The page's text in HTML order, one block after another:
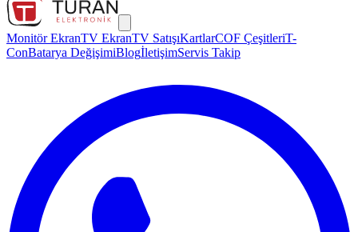
Monitör EkranTV EkranTV SatışıKartlarCOF ÇeşitleriT-
ConBatarya DeğişimiBlogİletişimServis Takip